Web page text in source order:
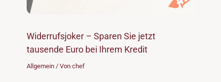
Widerrufsjoker – Sparen Sie jetzt
tausende Euro bei Ihrem Kredit
Allgemein / Vonchef